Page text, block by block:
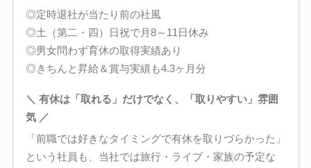
◎定時退社が当たり前の社風
◎土（第二・四）日祝で月8～11日休み
◎男女問わず育休の取得実績あり
◎きちんと昇給＆賞与実績も4.3ヶ月分
＼ 有休は「取れる」だけでなく、「取りやすい」雰囲
気 ／
「前職では好きなタイミングで有休を取りづらかった」
という社員も、当社では旅行・ライブ・家族の予定な